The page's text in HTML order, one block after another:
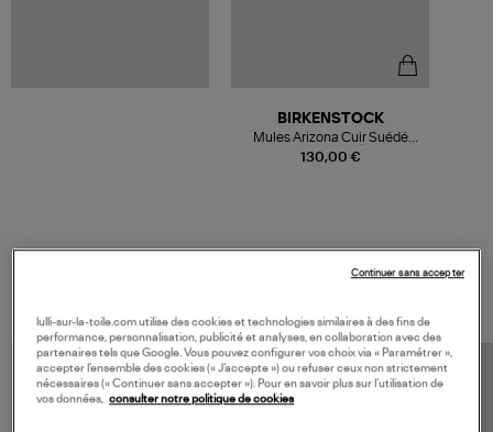
130,00 €
BIRKENSTOCK
Mules Arizona Cuir Suédé
Mink, Modèle Étroit
lulli-sur-la-toile.com utilise des cookies et technologies similaires à des fins de
performance, personnalisation, publicité et analyses, en collaboration avec des
partenaires tels que Google. Vous pouvez configurer vos choix via « Paramétrer »,
accepter l’ensemble des cookies (« J’accepte ») ou refuser ceux non strictement
nécessaires (« Continuer sans accepter »). Pour en savoir plus sur l’utilisation de
vos données,
consulter notre politique de cookies
Continuer sans accepter